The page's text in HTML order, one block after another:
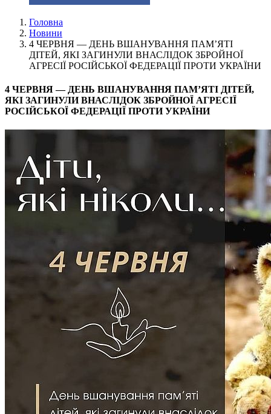
Головна
Новини
4 ЧЕРВНЯ — ДЕНЬ ВШАНУВАННЯ ПАМ’ЯТІ
ДІТЕЙ, ЯКІ ЗАГИНУЛИ ВНАСЛІДОК ЗБРОЙНОЇ
АГРЕСІЇ РОСІЙСЬКОЇ ФЕДЕРАЦІЇ ПРОТИ УКРАЇНИ
4 ЧЕРВНЯ — ДЕНЬ ВШАНУВАННЯ ПАМ’ЯТІ ДІТЕЙ,
ЯКІ ЗАГИНУЛИ ВНАСЛІДОК ЗБРОЙНОЇ АГРЕСІЇ
РОСІЙСЬКОЇ ФЕДЕРАЦІЇ ПРОТИ УКРАЇНИ